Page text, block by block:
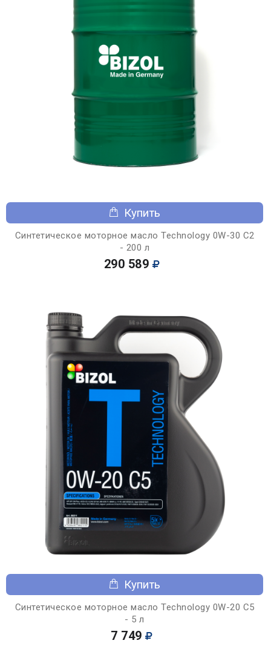
Купить
Синтетическое моторное масло Technology 0W-30 C2
- 200 л
290 589
Купить
Синтетическое моторное масло Technology 0W-20 C5
- 5 л
7 749